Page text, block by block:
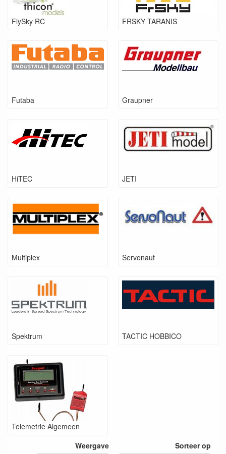
FlySky RC FRSKY TARANIS
Futaba Graupner
HiTEC JETI
Multiplex Servonaut
Spektrum TACTIC HOBBICO
Telemetrie Algemeen
Weergave
Sorteer op